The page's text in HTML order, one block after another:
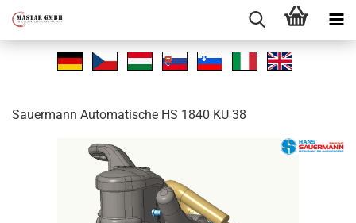
Sauer­mann Au­to­ma­ti­sche HS 1840 KU 38